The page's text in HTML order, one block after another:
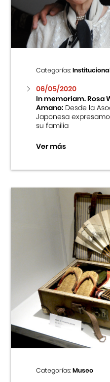
Centro Cultural
Cursos
Museo de la
Fondo Editorial
Teatro Peruano
Categorías:
06/05/2020
In memoriam. Rosa
Amano:Desde la
Japonesa
su familia
Ver más
Categorías:Museo